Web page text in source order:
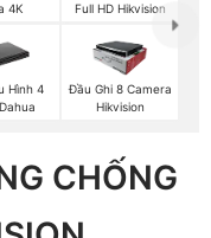
4K
Full HD Hikvision
Hình 4
Đầu Ghi 8 Camera
Hikvision
CHỐNG